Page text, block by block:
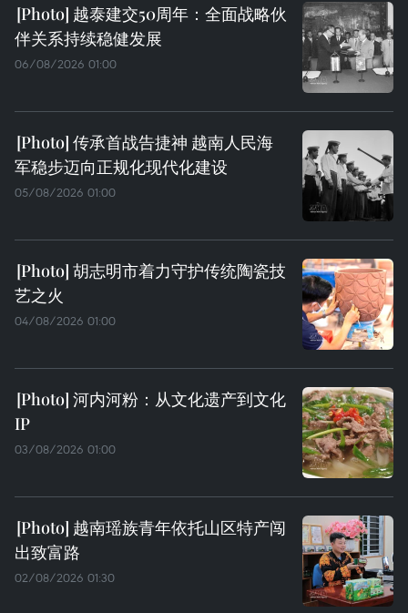
越泰建交50周年：全面战略伙
伴关系持续稳健发展
06/08/2026 01:00
传承首战告捷神 越南人民海
军稳步迈向正规化现代化建设
05/08/2026 01:00
胡志明市着力守护传统陶瓷技
艺之火
04/08/2026 01:00
河内河粉：从文化遗产到文化
IP
03/08/2026 01:00
越南瑶族青年依托山区特产闯
出致富路
02/08/2026 01:30